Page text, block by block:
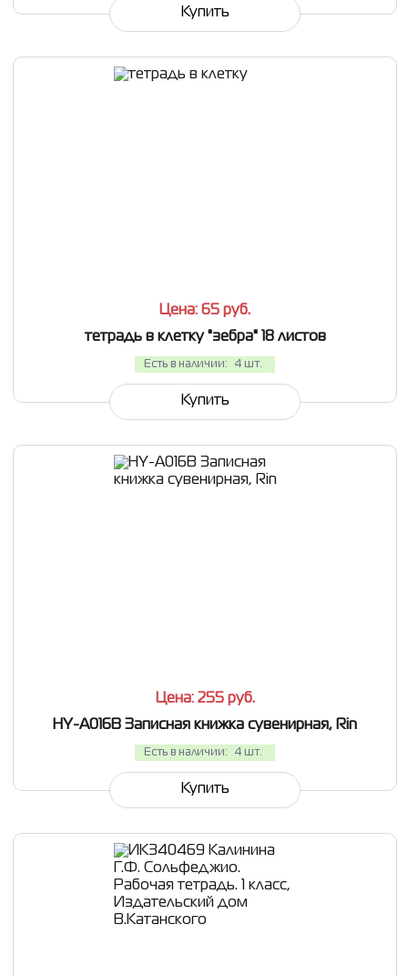
Купить
Цена: 65 руб.
тетрадь в клетку "зебра" 18 листов
Есть в наличии: 4 шт.
Купить
Цена: 255 руб.
HY-A016B Записная книжка сувенирная, Rin
Есть в наличии: 4 шт.
Купить